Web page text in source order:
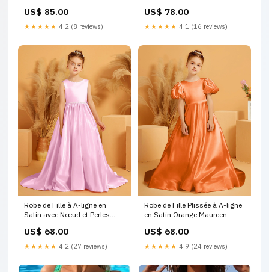
US$ 85.00
★★★★★ 4.2 (8 reviews)
10.30-zhang-ss
US$ 78.00
★★★★★ 4.1 (16 reviews)
Robe de Fille à A-ligne en
Satin avec Nœud et Perles
US$ 68.00
★★★★★ 4.2 (27 reviews)
Robe de Fille Plissée à A-ligne
en Satin Orange Maureen
US$ 68.00
★★★★★ 4.9 (24 reviews)